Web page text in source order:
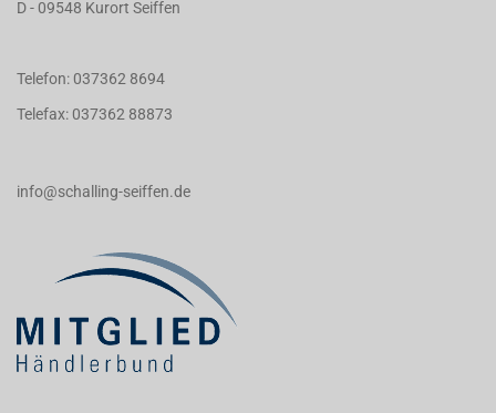
D - 09548 Kurort Seiffen
Telefon: 037362 8694
Telefax: 037362 88873
info@schalling-seiffen.de